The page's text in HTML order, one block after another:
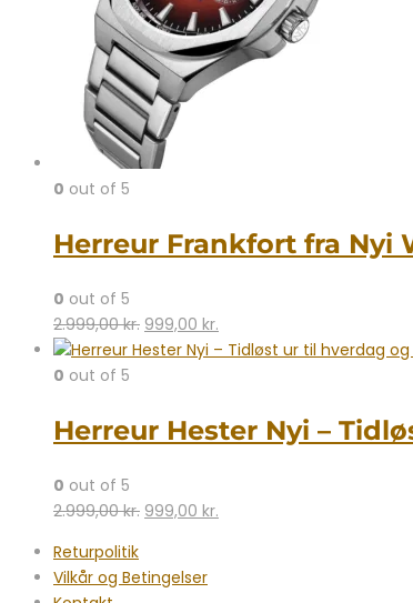
0 out of 5
Herreur Frankfort fra Nyi
0 out of 5
2.999,00kr. Den
oprindelige
2.999,00 kr..
999,00 kr.
aktuelle
999,00 kr..
0 out of 5
Herreur Hester Nyi –
0 out of 5
2.999,00kr. Den
var:
999,00 kr.
Returpolitik
Vilkår og Betingelser